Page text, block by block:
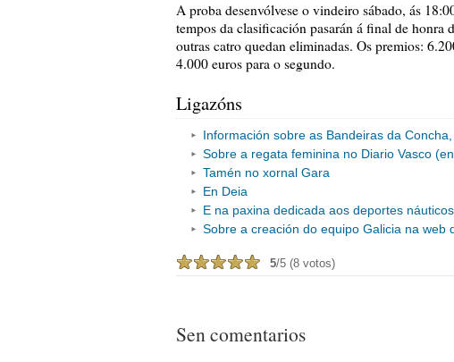
A proba desenvólvese o vindeiro sábado, ás
tempos da clasificación pasarán á final de
outras catro quedan eliminadas. Os premios:
4.000 euros para o segundo.
Ligazóns
Información sobre as Bandeiras da
Sobre a regata feminina no Diario Vasco
Tamén no xornal Gara
En Deia
E na paxina dedicada aos deportes
Sobre a creación do equipo Galicia na web
5/5 (8 votos)
Sen comentarios